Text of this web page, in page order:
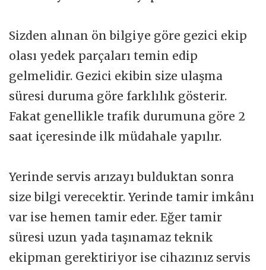
Sizden alınan ön bilgiye göre gezici ekip
olası yedek parçaları temin edip
gelmelidir. Gezici ekibin size ulaşma
süresi duruma göre farklılık gösterir.
Fakat genellikle trafik durumuna göre 2
saat içeresinde ilk müdahale yapılır.
Yerinde servis arızayı bulduktan sonra
size bilgi verecektir. Yerinde tamir imkânı
var ise hemen tamir eder. Eğer tamir
süresi uzun yada taşınamaz teknik
ekipman gerektiriyor ise cihazınız servis